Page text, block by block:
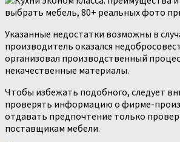
Указанные недостатки возможны в
производитель оказался
организовал производственный
некачественные материалы.
Чтобы избежать подобного, следует
проверять информацию о фирме-
отдавать предпочтение только
поставщикам мебели.